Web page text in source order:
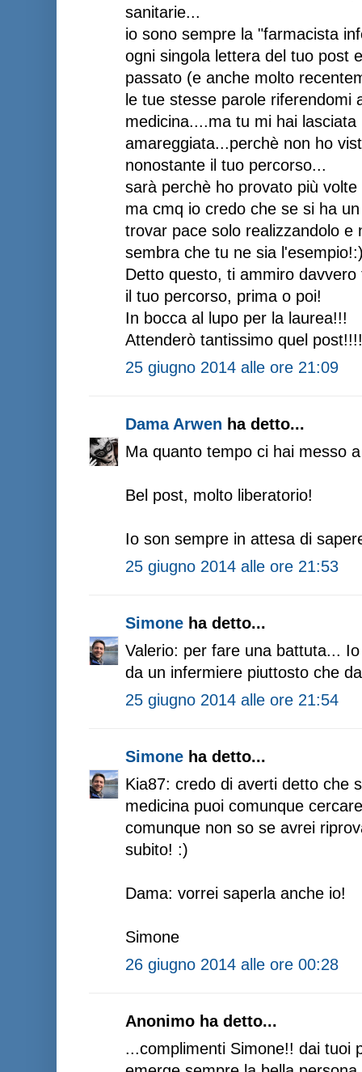
sanitarie...
io sono sempre la "farmacista
ogni singola lettera del tuo post
passato (e anche molto
le tue stesse parole riferendomi
medicina....ma tu mi hai
amareggiata...perchè non ho
nonostante il tuo percorso...
sarà perchè ho provato più
ma cmq io credo che se si ha
trovar pace solo realizzandolo e
sembra che tu ne sia
Detto questo, ti ammiro
il tuo percorso, prima o poi!
In bocca al lupo per la laurea!!!
Attenderò tantissimo quel
25 giugno 2014 alle ore 21:09
Dama Arwen ha detto...
Ma quanto tempo ci hai messo
Bel post, molto liberatorio!
Io son sempre in attesa di
25 giugno 2014 alle ore 21:53
Simone ha detto...
Valerio: per fare una battuta...
da un infermiere piuttosto che
25 giugno 2014 alle ore 21:54
Simone ha detto...
Kia87: credo di averti detto che
medicina puoi comunque
comunque non so se avrei
subito! :)
Dama: vorrei saperla anche io!
Simone
26 giugno 2014 alle ore 00:28
Anonimo ha detto...
...complimenti Simone!! dai tuoi